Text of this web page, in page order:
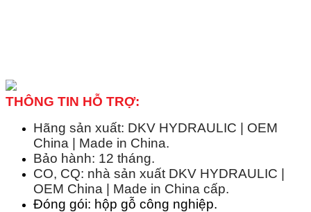
THÔNG TIN HỖ TRỢ:
Hãng sản xuất: DKV HYDRAULIC | OEM
China | Made in China.
Bảo hành: 12 tháng.
CO, CQ: nhà sản xuất DKV HYDRAULIC |
OEM China | Made in China cấp.
Đóng gói: hộp gỗ công nghiệp.